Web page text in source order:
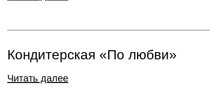
Кондитерская «По любви»
Читать далее